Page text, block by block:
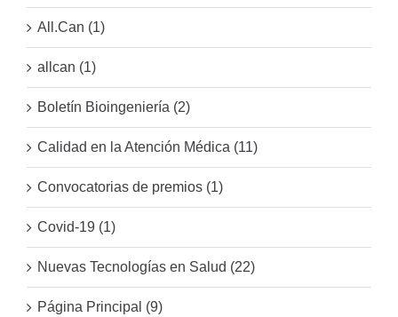
All.Can (1)
allcan (1)
Boletín Bioingeniería (2)
Calidad en la Atención Médica (11)
Convocatorias de premios (1)
Covid-19 (1)
Nuevas Tecnologías en Salud (22)
Página Principal (9)